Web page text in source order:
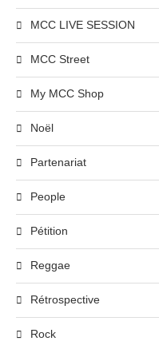
MCC LIVE SESSION
MCC Street
My MCC Shop
Noël
Partenariat
People
Pétition
Reggae
Rétrospective
Rock